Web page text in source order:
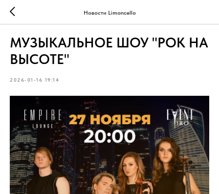
Новости Limoncello
МУЗЫКАЛЬНОЕ ШОУ "РОК НА
ВЫСОТЕ"
2026-01-16 19:14